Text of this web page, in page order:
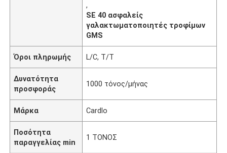
,
SE 40 ασφαλείς
γαλακτωματοποιητές τροφίμων
GMS
Όροι πληρωμής L/C, T/T
Δυνατότητα
προσφοράς
1000 τόνος/μήνας
Μάρκα Cardlo
Ποσότητα
παραγγελίας min
1 ΤΟΝΟΣ